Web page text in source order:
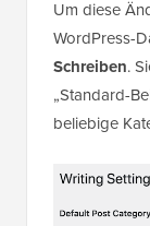
Um diese
WordPress-
Schreiben.
„Standard-
beliebige